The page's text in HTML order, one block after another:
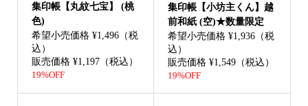
集印帳【丸紋七宝】 (桃
色)
希望小売価格 ¥1,496（税
込）
販売価格 ¥1,197（税込）
19%OFF
集印帳【小坊主くん】越
前和紙 (空)★数量限定
希望小売価格 ¥1,936（税
込）
販売価格 ¥1,549（税込）
19%OFF